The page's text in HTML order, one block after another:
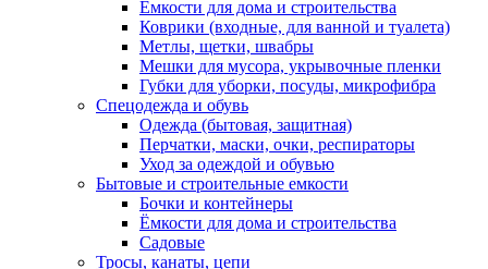
Ёмкости для дома и строительства
Коврики (входные, для ванной и туалета)
Метлы, щетки, швабры
Мешки для мусора, укрывочные пленки
Губки для уборки, посуды, микрофибра
Спецодежда и обувь
Одежда (бытовая, защитная)
Перчатки, маски, очки, респираторы
Уход за одеждой и обувью
Бытовые и строительные емкости
Бочки и контейнеры
Ёмкости для дома и строительства
Садовые
Тросы, канаты, цепи